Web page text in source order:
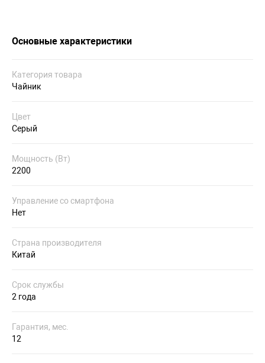
Основные характеристики
Категория товара
Чайник
Цвет
Серый
Мощность (Вт)
2200
Управление со смартфона
Нет
Страна производителя
Китай
Срок службы
2 года
Гарантия, мес.
12